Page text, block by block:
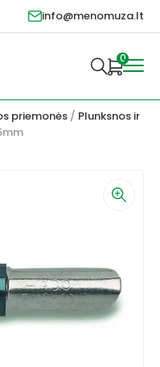
info@menomuza.lt
0
priemonės / Plunksnos ir